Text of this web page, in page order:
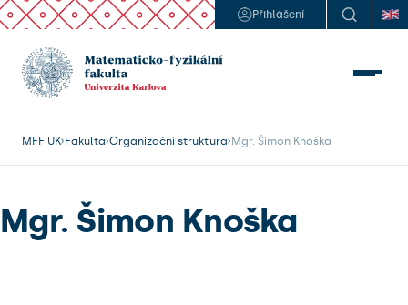
Přihlášení
MFF UK Fakulta Organizační struktura Mgr. Šimon Knoška
Mgr. Šimon Knoška